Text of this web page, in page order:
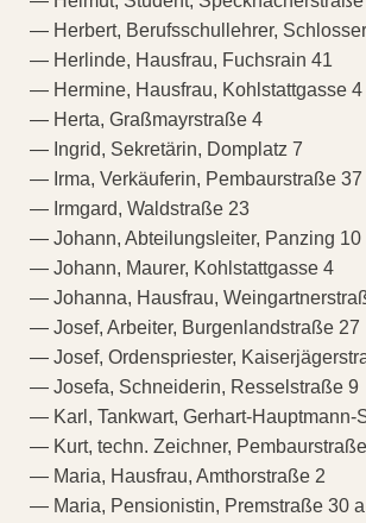
— Herbert, Berufsschullehrer,
— Herlinde, Hausfrau, Fuchsrain 41
— Hermine, Hausfrau, Kohlstattgasse 4
— Herta, Graßmayrstraße 4
— Ingrid, Sekretärin, Domplatz 7
— Irma, Verkäuferin, Pembaurstraße 37
— Irmgard, Waldstraße 23
— Johann, Abteilungsleiter, Panzing 10
— Johann, Maurer, Kohlstattgasse 4
— Johanna, Hausfrau,
— Josef, Arbeiter, Burgenlandstraße 27
— Josef, Ordenspriester,
— Josefa, Schneiderin, Resselstraße 9
— Karl, Tankwart, Gerhart-Hauptmann-
— Kurt, techn. Zeichner,
— Maria, Hausfrau, Amthorstraße 2
— Maria, Pensionistin, Premstraße 30 a